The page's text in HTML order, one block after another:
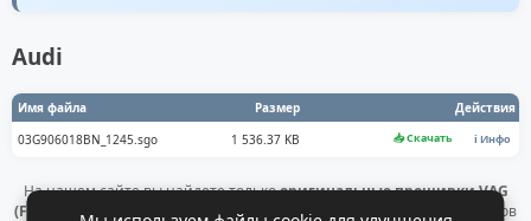
Audi
Имя файла Размер
Действия
03G906018BN_1245.sgo
1 536.37 KB 📥 Скачать ℹ️ Инфо
На нашем сайте вы найдете толькооригинальные прошивки VAG
(Flashdaten)
. Все файлы получены напрямую с официальных серверов